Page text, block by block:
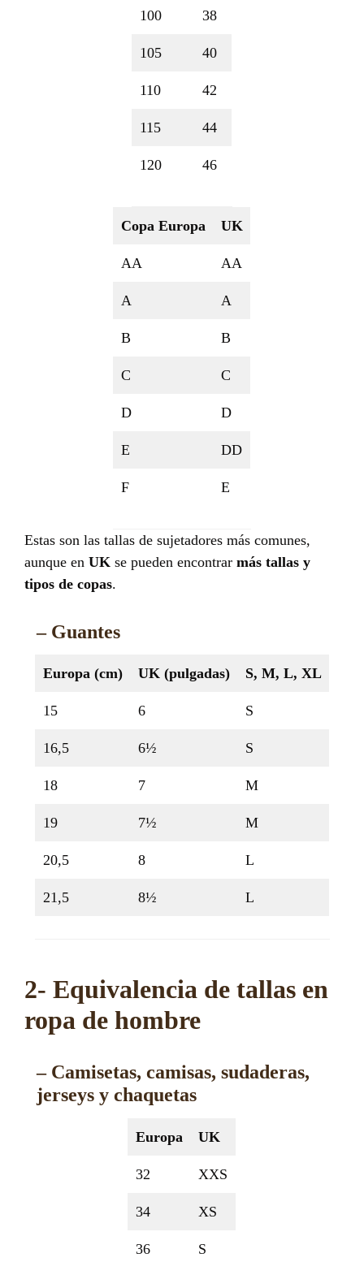
100 38
105 40
110 42
115 44
120 46
Copa Europa UK
AA AA
A A
B B
C C
D D
E DD
F E
Estas son las tallas de sujetadores más comunes,
aunque en UK se pueden encontrar más tallas y
tipos de copas.
– Guantes
Europa (cm) UK (pulgadas) S, M, L, XL
15 6 S
16,5 6½ S
18 7 M
19 7½ M
20,5 8 L
21,5 8½ L
2- Equivalencia de tallas en
ropa de hombre
– Camisetas, camisas, sudaderas,
jerseys y chaquetas
Europa UK
32 XXS
34 XS
36 S